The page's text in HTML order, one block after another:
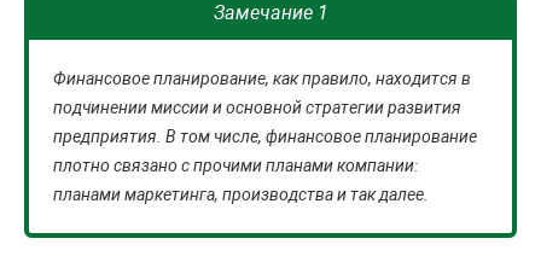
Замечание 1
Финансовое планирование, как правило, находится в
подчинении миссии и основной стратегии развития
предприятия. В том числе, финансовое планирование
плотно связано с прочими планами компании:
планами маркетинга, производства и так далее.